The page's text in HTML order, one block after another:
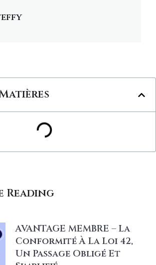
Reading
AVANTAGE MEMBRE – La
Conformité À La Loi 42,
Un Passage Obligé Et